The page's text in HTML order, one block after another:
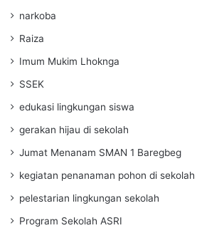
narkoba
Raiza
Imum Mukim Lhoknga
SSEK
edukasi lingkungan siswa
gerakan hijau di sekolah
Jumat Menanam SMAN 1 Baregbeg
kegiatan penanaman pohon di sekolah
pelestarian lingkungan sekolah
Program Sekolah ASRI